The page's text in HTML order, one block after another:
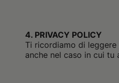
4. PRIVACY POLICY
Ti ricordiamo di
anche nel caso in cui